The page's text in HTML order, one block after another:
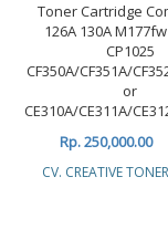
Toner Cartridge
126A 130A
CP1025
CF350A/CF351A/
or
CE310A/CE311A/
Rp. 250,000.00
CV. CREATIVE TONER